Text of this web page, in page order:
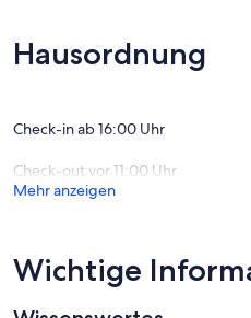
Hausordnung
Check-in ab 16:00 Uhr
Check-out vor 11:00 Uhr
Mehr anzeigen
Wichtige